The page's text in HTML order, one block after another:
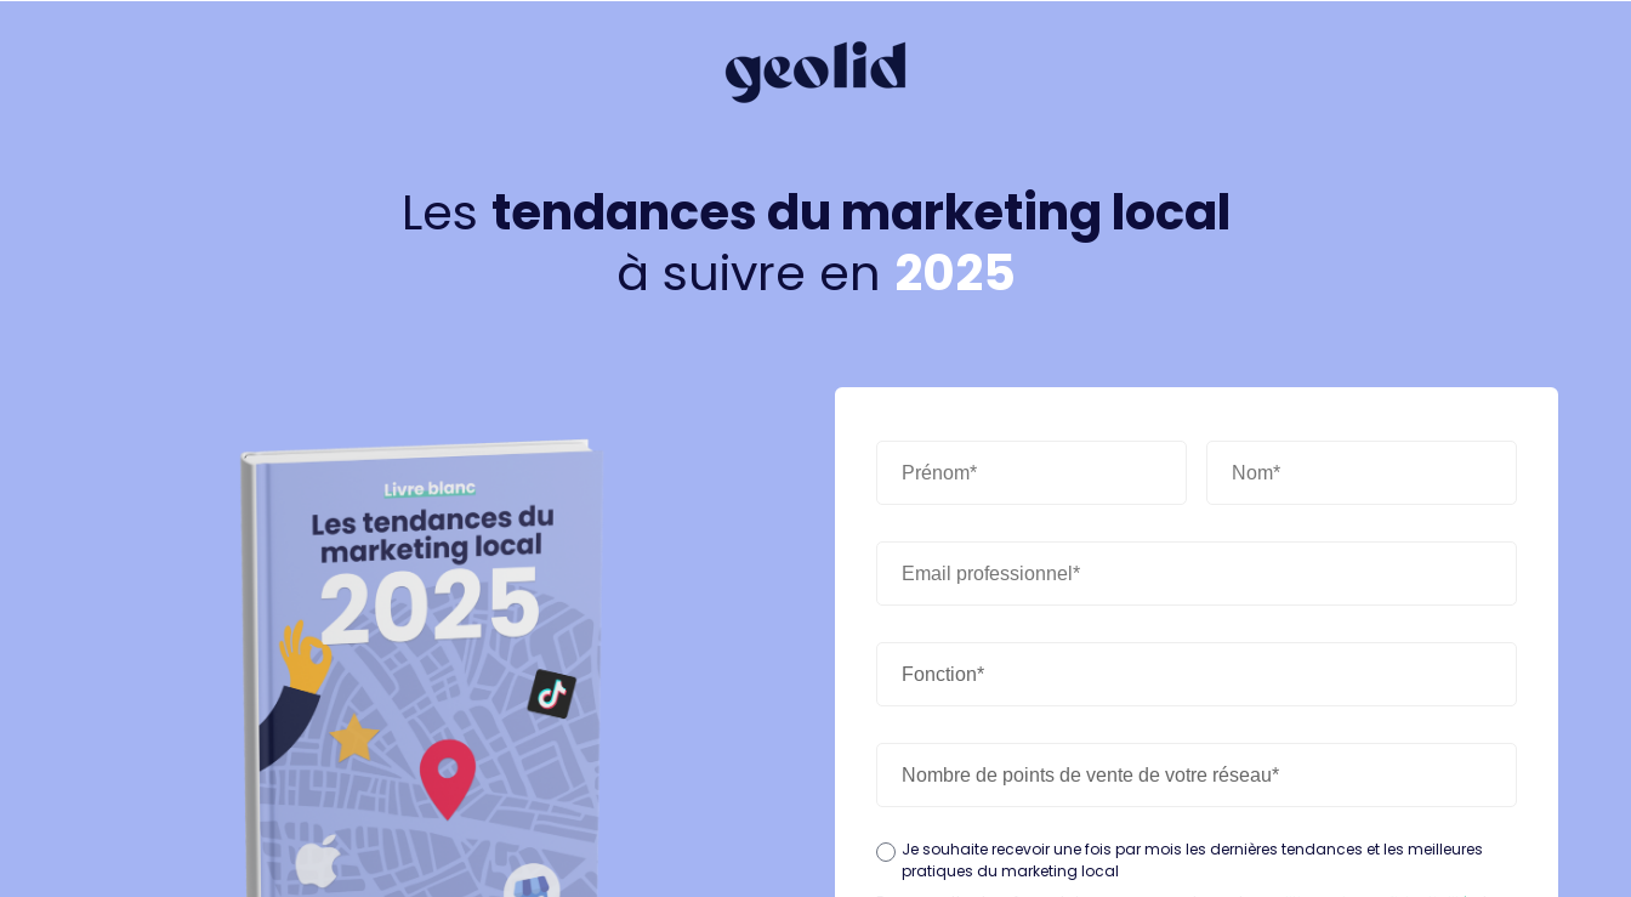
Les tendances du marketing local
à suivre en 2025
Je souhaite recevoir une fois par mois les dernières tendances et les meilleures
pratiques du marketing local